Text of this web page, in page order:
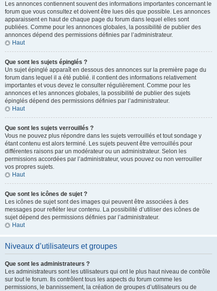
Les annonces contiennent souvent des informations importantes concernant le
forum que vous consultez et doivent être lues dès que possible. Les annonces
apparaissent en haut de chaque page du forum dans lequel elles sont
publiées. Comme pour les annonces globales, la possibilité de publier des
annonces dépend des permissions définies par l’administrateur.
Haut
Que sont les sujets épinglés ?
Un sujet épinglé apparaît en dessous des annonces sur la première page du
forum dans lequel il a été publié. il contient des informations relativement
importantes et vous devez le consulter régulièrement. Comme pour les
annonces et les annonces globales, la possibilité de publier des sujets
épinglés dépend des permissions définies par l’administrateur.
Haut
Que sont les sujets verrouillés ?
Vous ne pouvez plus répondre dans les sujets verrouillés et tout sondage y
étant contenu est alors terminé. Les sujets peuvent être verrouillés pour
différentes raisons par un modérateur ou un administrateur. Selon les
permissions accordées par l’administrateur, vous pouvez ou non verrouiller
vos propres sujets.
Haut
Que sont les icônes de sujet ?
Les icônes de sujet sont des images qui peuvent être associées à des
messages pour refléter leur contenu. La possibilité d’utiliser des icônes de
sujet dépend des permissions définies par l’administrateur.
Haut
Niveaux d’utilisateurs et groupes
Que sont les administrateurs ?
Les administrateurs sont les utilisateurs qui ont le plus haut niveau de contrôle
sur tout le forum. Ils contrôlent tous les aspects du forum comme les
permissions, le bannissement, la création de groupes d’utilisateurs ou de